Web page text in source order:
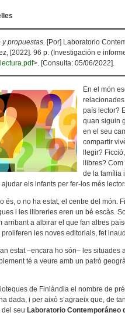
propuestas. [Por] Laboratorio
[2022]. 96 p. (Investigación e
>. [Consulta: 05/06/2022].
En el món
país lector?
quan siguin
en el seu
compartir
llegir?
llibres?
de la família
els infants per fer-los més
és, o no ha estat, el centre del món.
i les llibreries eren un bé escàs.
a albirar el que fan altres
les noves editorials, fet
estat ‒encara ho són‒ les situades
té a veure amb un patró
de Finlàndia el nombre de
dada, i per això s’agraeix que, de
del seu Laboratorio Contemporáneo